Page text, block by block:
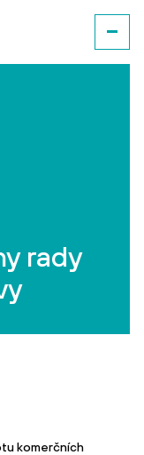
rady
komerčních